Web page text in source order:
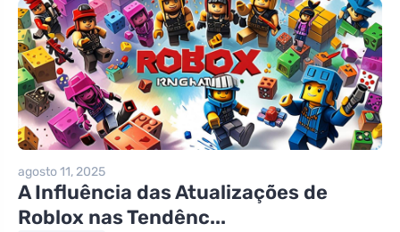
agosto 11, 2025
A Influência das Atualizações de
Roblox nas Tendênc...